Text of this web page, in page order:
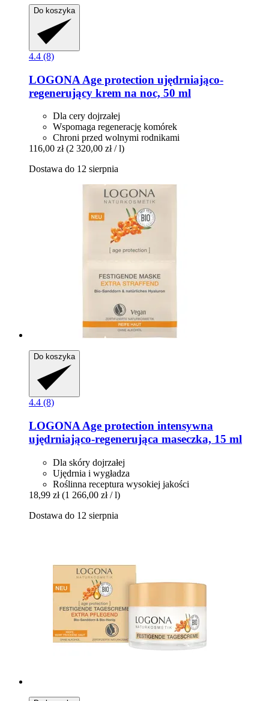
Do koszyka
4.4 (8)
LOGONA Age protection ujędrniająco-​
regenerujący krem na noc, 50 ml
Dla cery dojrzałej
Wspomaga regenerację komórek
Chroni przed wolnymi rodnikami
116,00 zł (2 320,00 zł / l)
Dostawa do 12 sierpnia
Do koszyka
4.4 (8)
LOGONA Age protection intensywna
ujędrniająco-​regenerująca maseczka, 15 ml
Dla skóry dojrzałej
Ujędrnia i wygładza
Roślinna receptura wysokiej jakości
18,99 zł (1 266,00 zł / l)
Dostawa do 12 sierpnia